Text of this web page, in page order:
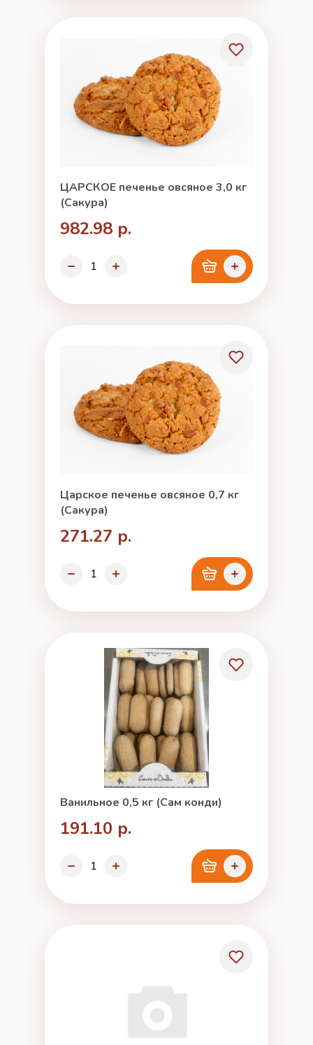
ЦАРСКОЕ печенье овсяное 3,0 кг
(Сакура)
982.98 р.
Царское печенье овсяное 0,7 кг
(Сакура)
271.27 р.
Ванильное 0,5 кг (Сам конди)
191.10 р.